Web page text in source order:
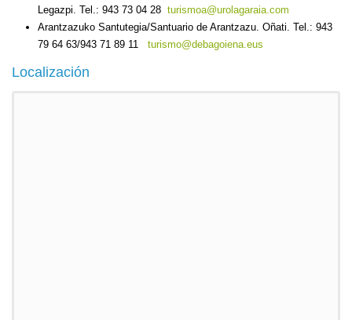
Legazpi. Tel.: 943 73 04 28 turismoa@urolagaraia.com
Arantzazuko Santutegia/Santuario de Arantzazu. Oñati. Tel.: 943
79 64 63/943 71 89 11 turismo@debagoiena.eus
Localización